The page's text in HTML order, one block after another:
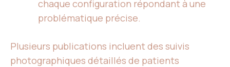
chaque configuration répondant à une
problématique précise.
Plusieurs publications incluent des suivis
photographiques détaillés de patients